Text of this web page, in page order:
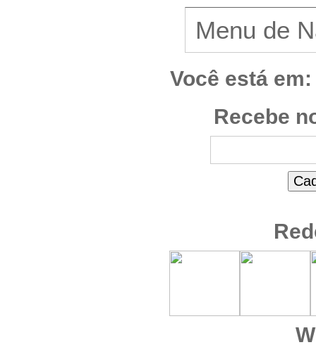
Você está em:
Recebe